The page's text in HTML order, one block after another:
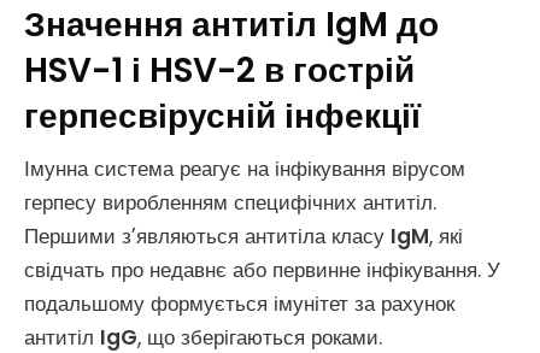
Значення антитіл IgM до
HSV-1 і HSV-2 в гострій
герпесвірусній інфекції
Імунна система реагує на інфікування вірусом
герпесу виробленням специфічних антитіл.
Першими з’являються антитіла класу IgM, які
свідчать про недавнє або первинне інфікування. У
подальшому формується імунітет за рахунок
антитіл IgG, що зберігаються роками.